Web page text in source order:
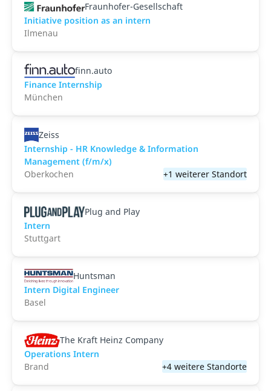
Fraunhofer-Gesellschaft
Initiative position as an intern
Ilmenau
finn.auto
Finance Internship
München
Zeiss
Internship - HR Knowledge & Information
Management (f/m/x)
Oberkochen
+1 weiterer Standort
Plug and Play
Intern
Stuttgart
Huntsman
Intern Digital Engineer
Basel
The Kraft Heinz Company
Operations Intern
Brand
+4 weitere Standorte